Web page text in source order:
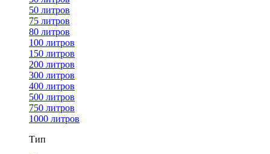
50 литров
75 литров
80 литров
100 литров
150 литров
200 литров
300 литров
400 литров
500 литров
750 литров
1000 литров
Тип